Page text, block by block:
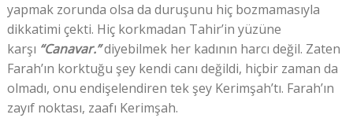
yapmak zorunda olsa da duruşunu hiç bozmamasıyla
dikkatimi çekti. Hiç korkmadan Tahir’in yüzüne
karşı “Canavar.”diyebilmek her kadının harcı değil. Zaten
Farah’ın korktuğu şey kendi canı değildi, hiçbir zaman da
olmadı, onu endişelendiren tek şey Kerimşah’tı. Farah’ın
zayıf noktası, zaafı Kerimşah.